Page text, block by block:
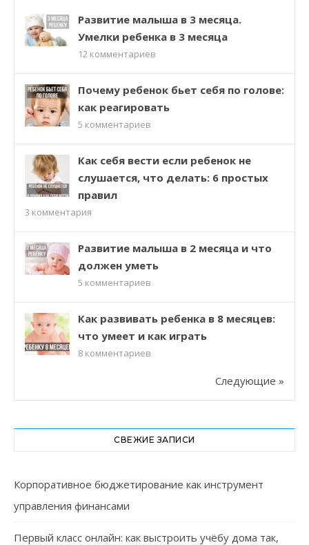
Развитие малыша в 3 месяца.
Умелки ребенка в 3 месяца
12 комментариев
Почему ребенок бьет себя по голове:
как реагировать
5 комментариев
Как себя вести если ребенок не
слушается, что делать: 6 простых
правил
3 комментария
Развитие малыша в 2 месяца и что
должен уметь
5 комментариев
Как развивать ребенка в 8 месяцев:
что умеет и как играть
8 комментариев
Следующие »
СВЕЖИЕ ЗАПИСИ
Корпоративное бюджетирование как инструмент
управления финансами
Первый класс онлайн: как выстроить учёбу дома так,